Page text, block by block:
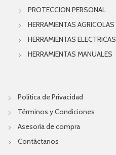
PROTECCION PERSONAL
HERRAMIENTAS AGRICOLAS
HERRAMIENTAS ELECTRICAS
HERRAMIENTAS MANUALES
Política de Privacidad
Términos y Condiciones
Asesoría de compra
Contáctanos